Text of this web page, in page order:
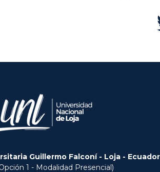
Guillermo Falconí - Loja - Ecuador
1 - Modalidad Presencial)